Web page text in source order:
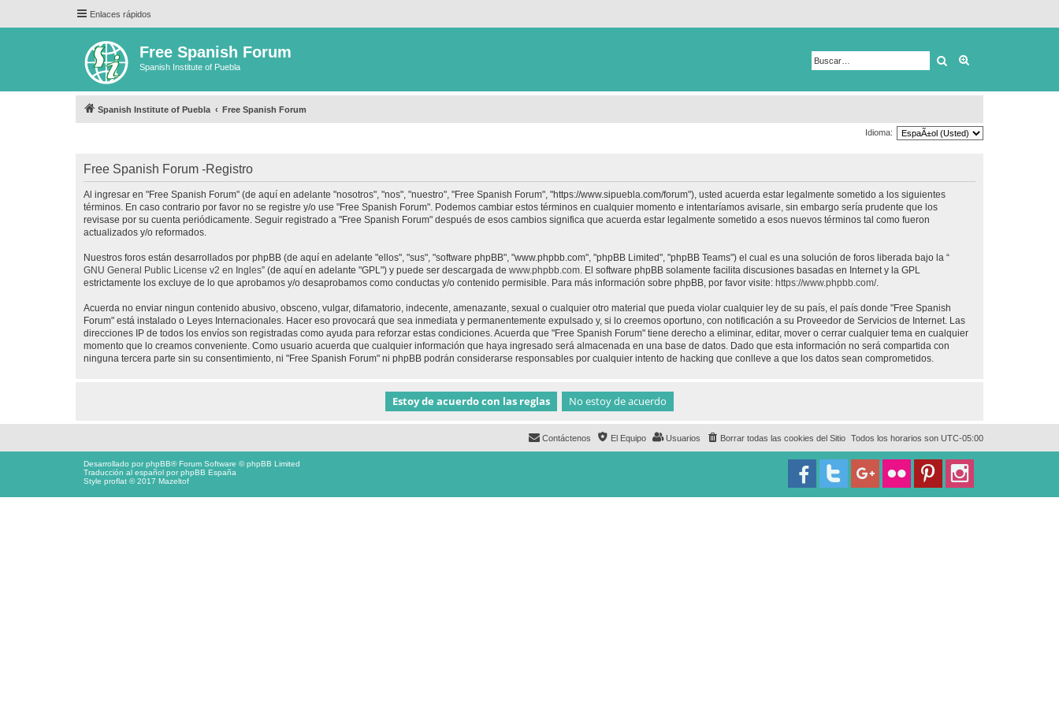
Enlaces rápidos
Free Spanish Forum
Spanish Institute of Puebla Buscar
Spanish Institute of Puebla Free Spanish Forum
Idioma:
Free Spanish Forum -Registro
Al ingresar en "Free Spanish Forum" (de aquí en adelante "nosotros", "nos", "nuestro", "Free Spanish Forum", "https://www.sipuebla.com/forum"), usted acuerda estar legalmente sometido a los siguientes
términos. En caso contrario por favor no se registre y/o use "Free Spanish Forum". Podemos cambiar estos términos en cualquier momento e intentaríamos avisarle, sin embargo sería prudente que los
revisase por su cuenta periódicamente. Seguir registrado a "Free Spanish Forum" después de esos cambios significa que acuerda estar legalmente sometido a esos nuevos términos tal como fueron
actualizados y/o reformados.
Nuestros foros están desarrollados por phpBB (de aquí en adelante "ellos", "sus", "software phpBB", "www.phpbb.com", "phpBB Limited", "phpBB Teams") el cual es una solución de foros liberada bajo la “
GNU General Public License v2 en Ingles” (de aquí en adelante "GPL") y puede ser descargada de www.phpbb.com . El software phpBB solamente facilita discusiones basadas en Internet y la GPL
estrictamente los excluye de lo que aprobamos y/o desaprobamos como conductas y/o contenido permisible. Para más información sobre phpBB, por favor visite: https://www.phpbb.com/.
Acuerda no enviar ningun contenido abusivo, obsceno, vulgar, difamatorio, indecente, amenazante, sexual o cualquier otro material que pueda violar cualquier ley de su país, el país donde "Free Spanish
Forum" está instalado o Leyes Internacionales. Hacer eso provocará que sea inmediata y permanentemente expulsado y, si lo creemos oportuno, con notificación a su Proveedor de Servicios de Internet. Las
direcciones IP de todos los envíos son registradas como ayuda para reforzar estas condiciones. Acuerda que "Free Spanish Forum" tiene derecho a eliminar, editar, mover o cerrar cualquier tema en cualquier
momento que lo creamos conveniente. Como usuario acuerda que cualquier información que haya ingresado será almacenada en una base de datos. Dado que esta información no será compartida con
ninguna tercera parte sin su consentimiento, ni "Free Spanish Forum" ni phpBB podrán considerarse responsables por cualquier intento de hacking que conlleve a que los datos sean comprometidos.
Todos los horarios son UTC-05:00
Borrar todas las cookies del Sitio
Usuarios
El Equipo
Contáctenos
Desarrollado porphpBB® Forum Software © phpBB Limited
Traducción al español porphpBB España
Style proflat © 2017 Mazeltof